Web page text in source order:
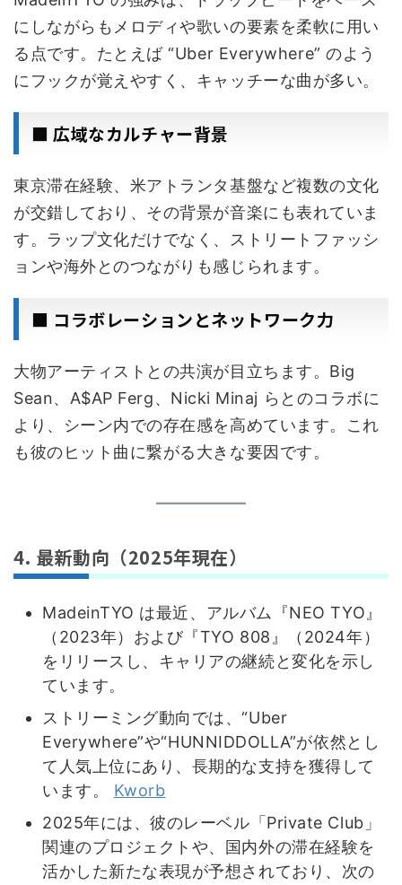
にしながらもメロディや歌いの要素を柔軟に用い
る点です。たとえば “Uber Everywhere” のよう
にフックが覚えやすく、キャッチーな曲が多い。
■ 広域なカルチャー背景
東京滞在経験、米アトランタ基盤など複数の文化
が交錯しており、その背景が音楽にも表れていま
す。ラップ文化だけでなく、ストリートファッシ
ョンや海外とのつながりも感じられます。
■ コラボレーションとネットワーク力
大物アーティストとの共演が目立ちます。Big
Sean、A$AP Ferg、Nicki Minaj らとのコラボに
より、シーン内での存在感を高めています。これ
も彼のヒット曲に繋がる大きな要因です。
4. 最新動向（2025年現在）
MadeinTYO は最近、アルバム『NEO TYO』
（2023年）および『TYO 808』（2024年）
をリリースし、キャリアの継続と変化を示し
ています。
ストリーミング動向では、“Uber
Everywhere”や“HUNNIDDOLLA”が依然とし
て人気上位にあり、長期的な支持を獲得して
います。 Kworb
2025年には、彼のレーベル「Private Club」
関連のプロジェクトや、国内外の滞在経験を
活かした新たな表現が予想されており、次の